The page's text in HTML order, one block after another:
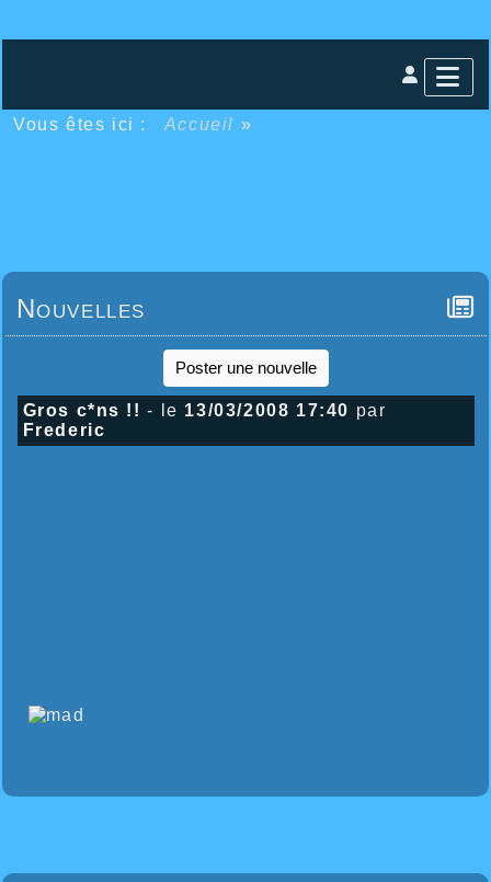
Vous êtes ici : Accueil »
Nouvelles
Poster une nouvelle
Gros c*ns !! - le 13/03/2008 17:40 par
Frederic